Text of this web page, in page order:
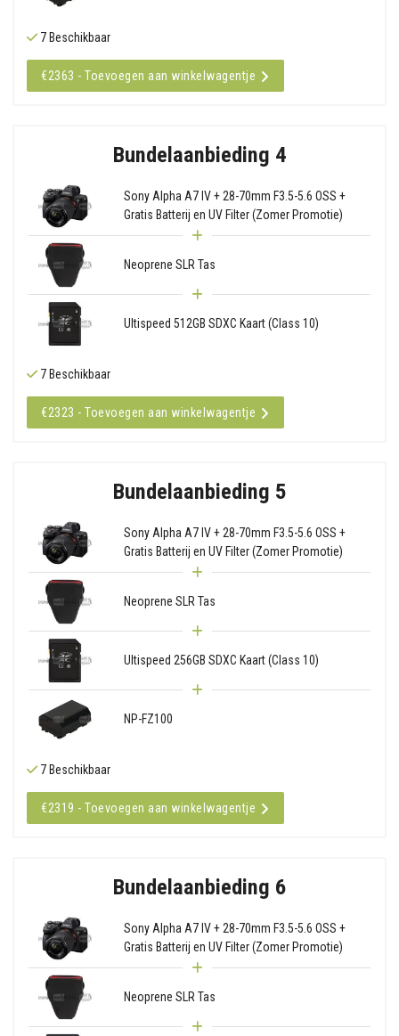
7 Beschikbaar
€2363 - Toevoegen aan winkelwagentje
Bundelaanbieding 4
Sony Alpha A7 IV + 28-70mm F3.5-5.6 OSS +
Gratis Batterij en UV Filter (Zomer Promotie)
Neoprene SLR Tas
Ultispeed 512GB SDXC Kaart (Class 10)
7 Beschikbaar
€2323 - Toevoegen aan winkelwagentje
Bundelaanbieding 5
Sony Alpha A7 IV + 28-70mm F3.5-5.6 OSS +
Gratis Batterij en UV Filter (Zomer Promotie)
Neoprene SLR Tas
Ultispeed 256GB SDXC Kaart (Class 10)
NP-FZ100
7 Beschikbaar
€2319 - Toevoegen aan winkelwagentje
Bundelaanbieding 6
Sony Alpha A7 IV + 28-70mm F3.5-5.6 OSS +
Gratis Batterij en UV Filter (Zomer Promotie)
Neoprene SLR Tas